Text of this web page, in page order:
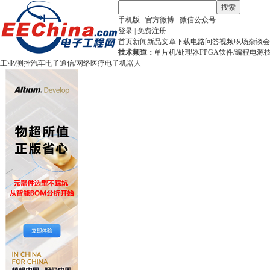
搜索
手机版
官方微博
微信公众号
登录 免费注册
首页新闻新品文章下载电路问答视频职场杂谈
技术频道： 单片机/处理器FPGA软件/编程电源
工业/测控汽车电子通信/网络医疗电子机器人